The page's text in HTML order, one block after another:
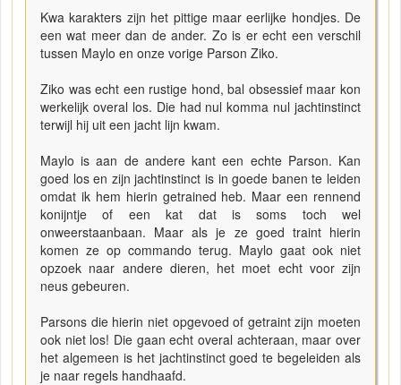
Kwa karakters zijn het pittige maar eerlijke hondjes. De
een wat meer dan de ander. Zo is er echt een verschil
tussen Maylo en onze vorige Parson Ziko.
Ziko was echt een rustige hond, bal obsessief maar kon
werkelijk overal los. Die had nul komma nul jachtinstinct
terwijl hij uit een jacht lijn kwam.
Maylo is aan de andere kant een echte Parson. Kan
goed los en zijn jachtinstinct is in goede banen te leiden
omdat ik hem hierin getrained heb. Maar een rennend
konijntje of een kat dat is soms toch wel
onweerstaanbaan. Maar als je ze goed traint hierin
komen ze op commando terug. Maylo gaat ook niet
opzoek naar andere dieren, het moet echt voor zijn
neus gebeuren.
Parsons die hierin niet opgevoed of getraint zijn moeten
ook niet los! Die gaan echt overal achteraan, maar over
het algemeen is het jachtinstinct goed te begeleiden als
je naar regels handhaafd.